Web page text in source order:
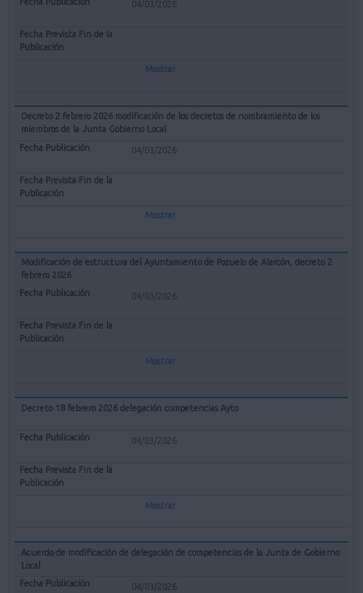
04/03/2026
Mostrar
Decreto 2 febrero 2026 modificación de los decretos de nombramiento de los
miembros de la Junta Gobierno Local
04/03/2026
Mostrar
Modificación de estructura del Ayuntamiento de Pozuelo de Alarcón, decreto 2
febrero 2026
04/03/2026
Mostrar
Decreto 18 febrero 2026 delegación competencias Ayto
04/03/2026
Mostrar
Acuerdo de modificación de delegación de competencias de la Junta de Gobierno
Local
04/03/2026